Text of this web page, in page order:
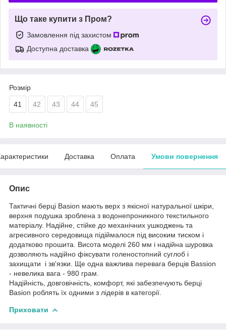
Що таке купити з Пром?
Замовлення під захистом
Доступна доставка
Розмір
41 42 43 44 45
В наявності
Доставка Оплата Умови повернення
Опис
Тактичні берці Basion мають верх з якісної натуральної шкіри,
верхня подушка зроблена з водонепроникного текстильного
матеріалу. Надійне, стійке до механічних ушкоджень та
агресивного середовища підіймалося під високим тиском і
додатково прошита. Висота моделі 260 мм і надійна шуровка
дозволяють надійно фіксувати голеностопний суглоб і
захищати і зв'язки. Ще одна важлива перевага берців Bassion
- невелика вага - 980 грам.
Надійність, довговічність, комфорт, які забезпечують берці
Basion роблять їх одними з лідерів в категорії.
Приховати